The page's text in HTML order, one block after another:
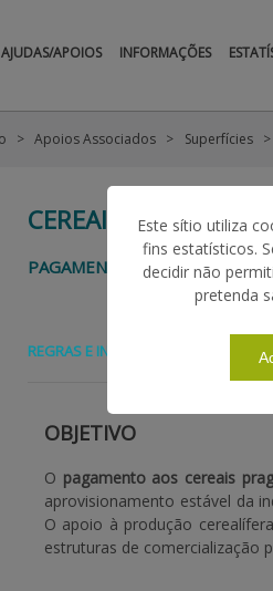
AJUDAS/APOIOS INFORMAÇÕES
Apoios Associados Superfícies
CEREAIS
PAGAMENTO AOS CEREAIS
REGRAS E INFORMAÇÕES BÁSICAS |
OBJETIVO
O pagamento aos cereais
aprovisionamento estável da
O apoio à produção
estruturas de comercialização
Este sítio utiliza
fins estatísticos.
decidir não
pretenda